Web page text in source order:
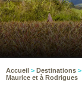
Accueil > Destinations >
Maurice et à Rodrigues